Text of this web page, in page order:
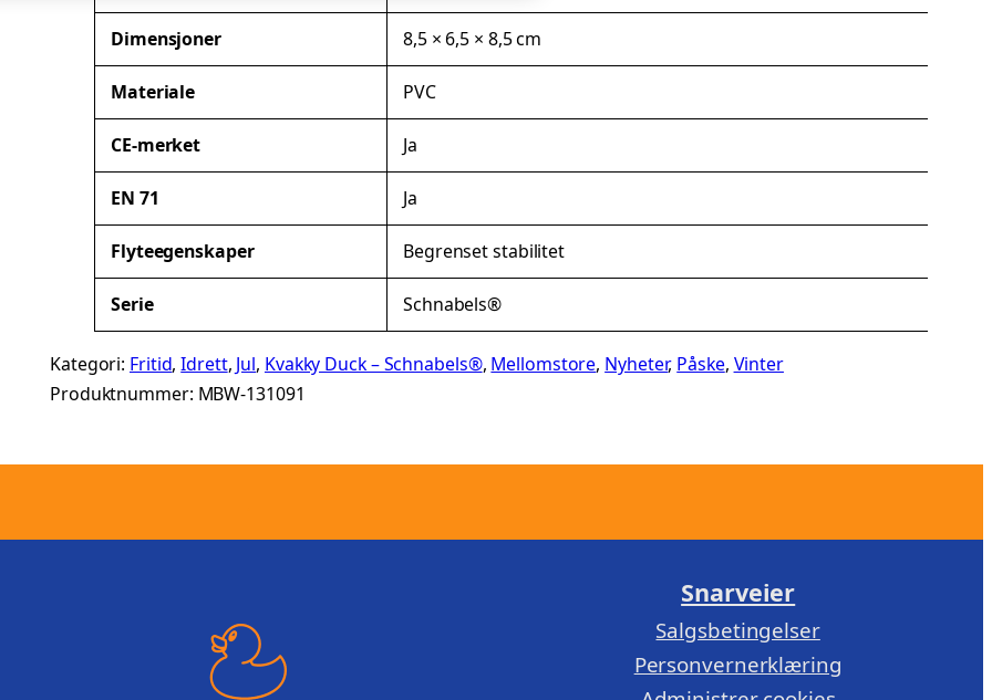
t
t
r
i
b
t
t
e
r
V
e
i
Dimensjoner 8,5 × 6,5 × 8,5 cm
Materiale PVC
CE-merket Ja
EN 71 Ja
Flyteegenskaper Begrenset stabilitet
Serie Schnabels®
Kategori: Fritid, Idrett, Jul, Kvakky Duck – Schnabels®, Mellomstore, Nyheter, Påske, Vinter
Produktnummer: MBW-131091
Snarveier
Salgsbetingelser
Personvernerklæring